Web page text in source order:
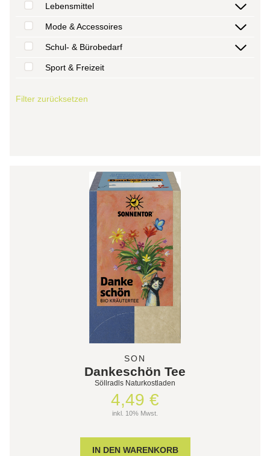
Lebensmittel
Mode & Accessoires
Schul- & Bürobedarf
Sport & Freizeit
Filter zurücksetzen
SON
Dankeschön Tee
Söllradls Naturkostladen
4,49 €
inkl. 10% Mwst.